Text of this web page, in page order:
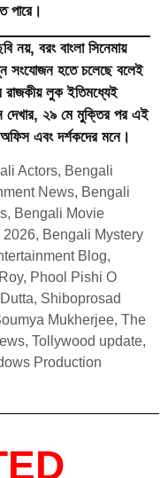
পারে।
নয়, বরং বাংলা সিনেমায়
সংযোজন হতে চলেছে বলেই
রাজকীয় লুক ইতিমধ্যেই
দেখার, ২৯ মে মুক্তির পর এই
এবং দর্শকদের মনে।
Actors, Bengali
News, Bengali
, Bengali Movie
2026, Bengali Mystery
Blog,
, Phool Pishi O
, Shiboprosad
Mukherjee, The
, Tollywood update,
Production